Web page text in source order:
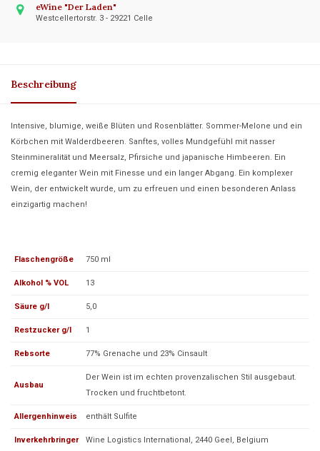
eWine "Der Laden"
Westcellertorstr. 3 - 29221 Celle
Beschreibung
Intensive, blumige, weiße Blüten und Rosenblätter. Sommer-Melone und ein
Körbchen mit Walderdbeeren. Sanftes, volles Mundgefühl mit nasser
Steinmineralität und Meersalz, Pfirsiche und japanische Himbeeren. Ein
cremig eleganter Wein mit Finesse und ein langer Abgang. Ein komplexer
Wein, der entwickelt wurde, um zu erfreuen und einen besonderen Anlass
einzigartig machen!
Flaschengröße 750 ml
Alkohol % VOL 13
Säure g/l 5,0
Restzucker g/l 1
Rebsorte 77% Grenache und 23% Cinsault
Ausbau
Der Wein ist im echten provenzalischen Stil ausgebaut.
Trocken und fruchtbetont.
Allergenhinweis enthält Sulfite
Inverkehrbringer Wine Logistics International, 2440 Geel, Belgium